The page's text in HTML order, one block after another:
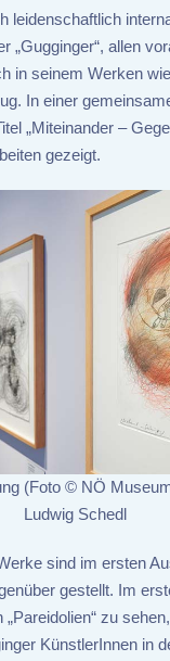
leidenschaftlich
„Gugginger“, allen
in seinem Werken
In einer
„Miteinander –
gezeigt.
(Foto © NÖ
Ludwig Schedl
sind im ersten
gestellt. Im
zu
KünstlerInnen in